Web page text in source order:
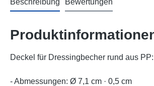
Beschreibung Bewertungen
Deckel für Dressingbecher rund aus PP:
- Abmessungen: Ø 7,1 cm · 0,5 cm